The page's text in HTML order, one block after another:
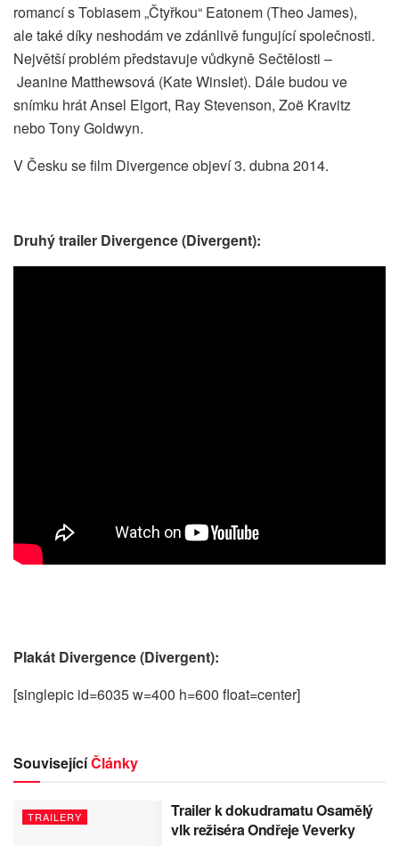
romancí s Tobiasem „Čtyřkou“ Eatonem (Theo James),
ale také díky neshodám ve zdánlivě fungující společnosti.
Největší problém představuje vůdkyně Sečtělosti –
Jeanine Matthewsová (Kate Winslet). Dále budou ve
snímku hrát Ansel Elgort, Ray Stevenson, Zoë Kravitz
nebo Tony Goldwyn.
V Česku se film Divergence objeví 3. dubna 2014.
Druhý trailer Divergence (Divergent):
Plakát Divergence (Divergent):
[singlepic id=6035 w=400 h=600 float=center]
SouvisejícíČlánky
TRAILERY
Trailer k dokudramatu Osamělý
vlk režiséra Ondřeje Veverky